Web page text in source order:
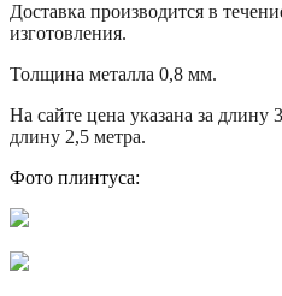
Доставка производится в
изготовления.
Толщина металла 0,8 мм.
На сайте цена указана за
длину 2,5 метра.
Фото плинтуса: